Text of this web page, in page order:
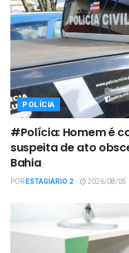
POLÍCIA
#Polícia: Homem é
suspeita de ato
Bahia
PORESTAGIÁRIO 2 2026/08/05